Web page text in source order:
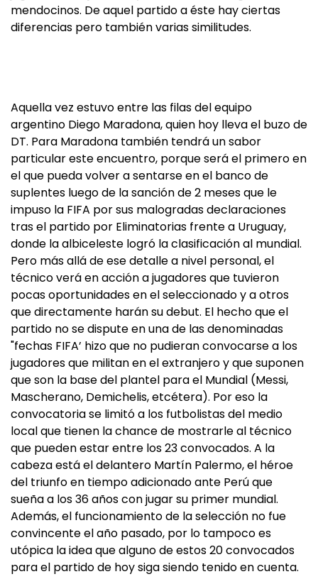
mendocinos. De aquel partido a éste hay ciertas
diferencias pero también varias similitudes.
Aquella vez estuvo entre las filas del equipo
argentino Diego Maradona, quien hoy lleva el buzo de
DT. Para Maradona también tendrá un sabor
particular este encuentro, porque será el primero en
el que pueda volver a sentarse en el banco de
suplentes luego de la sanción de 2 meses que le
impuso la FIFA por sus malogradas declaraciones
tras el partido por Eliminatorias frente a Uruguay,
donde la albiceleste logró la clasificación al mundial.
Pero más allá de ese detalle a nivel personal, el
técnico verá en acción a jugadores que tuvieron
pocas oportunidades en el seleccionado y a otros
que directamente harán su debut. El hecho que el
partido no se dispute en una de las denominadas
"fechas FIFA’ hizo que no pudieran convocarse a los
jugadores que militan en el extranjero y que suponen
que son la base del plantel para el Mundial (Messi,
Mascherano, Demichelis, etcétera). Por eso la
convocatoria se limitó a los futbolistas del medio
local que tienen la chance de mostrarle al técnico
que pueden estar entre los 23 convocados. A la
cabeza está el delantero Martín Palermo, el héroe
del triunfo en tiempo adicionado ante Perú que
sueña a los 36 años con jugar su primer mundial.
Además, el funcionamiento de la selección no fue
convincente el año pasado, por lo tampoco es
utópica la idea que alguno de estos 20 convocados
para el partido de hoy siga siendo tenido en cuenta.